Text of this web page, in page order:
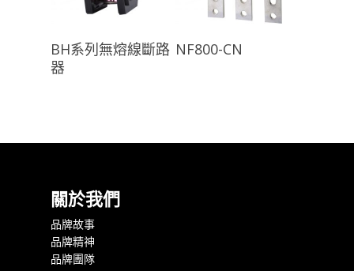
查看內容
BH系列無熔線斷路
器
NF800-CN
關於我們
品牌故事
品牌精神
品牌團隊